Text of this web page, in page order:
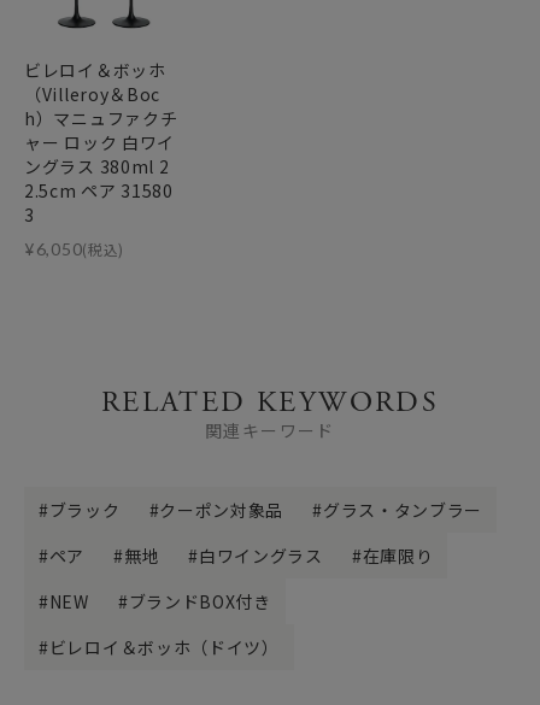
ビレロイ＆ボッホ
（Villeroy＆Boc
h）マニュファクチ
ャー ロック 白ワイ
ングラス 380ml 2
2.5cm ペア 31580
3
¥6,050(税込)
RELATED KEYWORDS
関連キーワード
ブラック クーポン対象品
グラス・タンブラー
ペア
無地 白ワイングラス
在庫限り
NEW
ブランドBOX付き
ビレロイ＆ボッホ（ドイツ）